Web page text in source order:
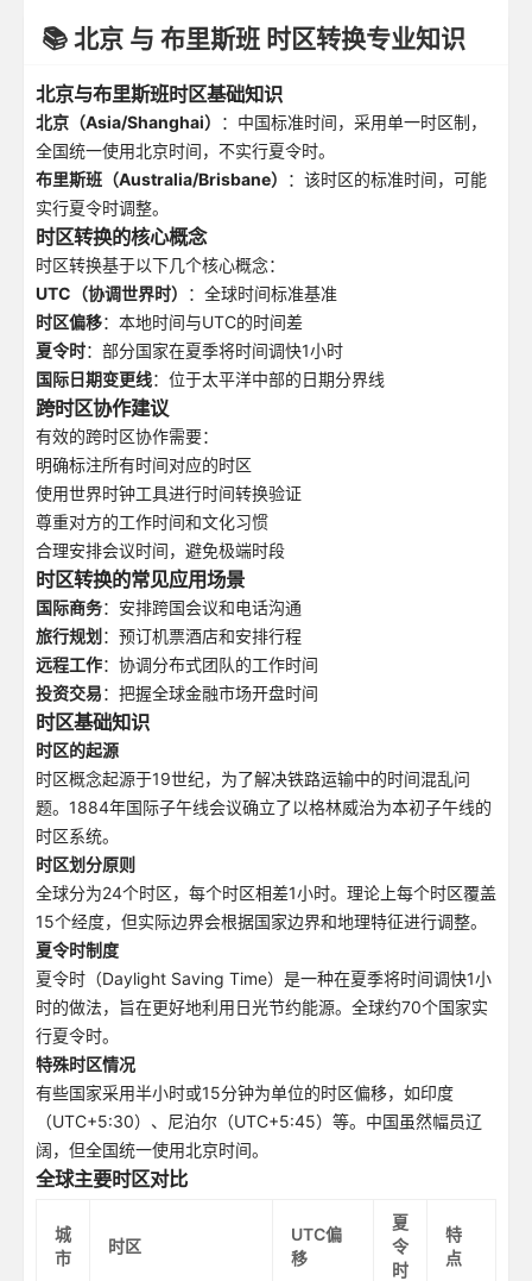
📚 北京 与 布里斯班 时区转换专业知识
北京与布里斯班时区基础知识
北京（Asia/Shanghai）
：中国标准时间，采用单一时区制，
全国统一使用北京时间，不实行夏令时。
布里斯班（Australia/Brisbane）
：该时区的标准时间，可能
实行夏令时调整。
时区转换的核心概念
时区转换基于以下几个核心概念：
UTC（协调世界时）
：全球时间标准基准
时区偏移：本地时间与UTC的时间差
夏令时：部分国家在夏季将时间调快1小时
国际日期变更线：位于太平洋中部的日期分界线
跨时区协作建议
有效的跨时区协作需要：
明确标注所有时间对应的时区
使用世界时钟工具进行时间转换验证
尊重对方的工作时间和文化习惯
合理安排会议时间，避免极端时段
时区转换的常见应用场景
国际商务：安排跨国会议和电话沟通
旅行规划 ：预订机票酒店和安排行程
远程工作：协调分布式团队的工作时间
投资交易：把握全球金融市场开盘时间
时区基础知识
时区的起源
时区概念起源于19世纪，为了解决铁路运输中的时间混乱问
题。1884年国际子午线会议确立了以格林威治为本初子午线的
时区系统。
时区划分原则
全球分为24个时区，每个时区相差1小时。理论上每个时区覆盖
15个经度，但实际边界会根据国家边界和地理特征进行调整。
夏令时制度
夏令时（Daylight Saving Time）是一种在夏季将时间调快1小
时的做法，旨在更好地利用日光节约能源。全球约70个国家实
行夏令时。
特殊时区情况
有些国家采用半小时或15分钟为单位的时区偏移，如印度
（UTC+5:30）、尼泊尔（UTC+5:45）等。中国虽然幅员辽
阔，但全国统一使用北京时间。
全球主要时区对比
城
市
时区
UTC偏
移
夏
令
时
特
点